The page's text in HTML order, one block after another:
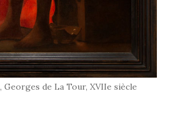
, Georges de La Tour, XVIIe siècle